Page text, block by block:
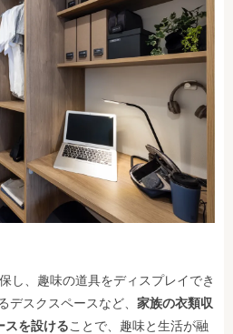
し、趣味の道具をディスプレイでき
デスクスペースなど、 家族の衣類収
スを設けることで、趣味と生活が融